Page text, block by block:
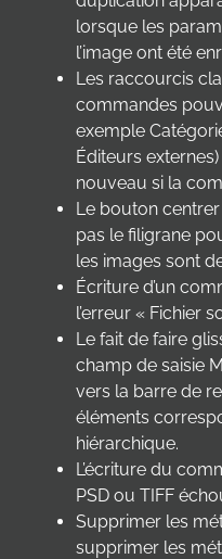
lorsque les
l’image ont été
Les raccourcis
commandes
exemple
Éditeurs
nouveau si la
Le bouton centrer
pas le filigrane
les images sont
Écriture d’un
l’erreur « Fichier
Le fait de faire
champ de saisie
vers la barre de
éléments
hiérarchique.
L’écriture du
PSD ou TIFF
Supprimer les
supprimer les